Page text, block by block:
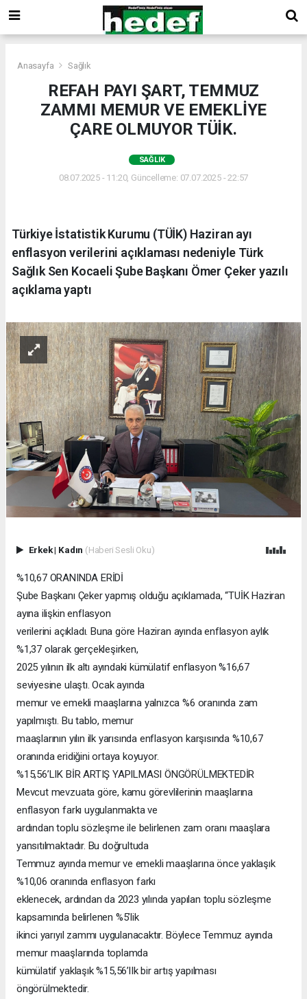
Anasayfa Sağlık
REFAH PAYI ŞART, TEMMUZ
ZAMMI MEMUR VE EMEKLİYE
ÇARE OLMUYOR TÜİK.
SAĞLIK
08.07.2025 - 11:20, Güncelleme: 07.07.2025 - 22:57
Türkiye İstatistik Kurumu (TÜİK) Haziran ayı
enflasyon verilerini açıklaması nedeniyle Türk
Sağlık Sen Kocaeli Şube Başkanı Ömer Çeker yazılı
açıklama yaptı
Erkek| Kadın (Haberi Sesli Oku)
%10,67 ORANINDA ERİDİ
Şube Başkanı Çeker yapmış olduğu açıklamada, “TUİK Haziran
ayına ilişkin enflasyon
verilerini açıkladı. Buna göre Haziran ayında enflasyon aylık
%1,37 olarak gerçekleşirken,
2025 yılının ilk altı ayındaki kümülatif enflasyon %16,67
seviyesine ulaştı. Ocak ayında
memur ve emekli maaşlarına yalnızca %6 oranında zam
yapılmıştı. Bu tablo, memur
maaşlarının yılın ilk yarısında enflasyon karşısında %10,67
oranında eridiğini ortaya koyuyor.
%15,56’LIK BİR ARTIŞ YAPILMASI ÖNGÖRÜLMEKTEDİR
Mevcut mevzuata göre, kamu görevlilerinin maaşlarına
enflasyon farkı uygulanmakta ve
ardından toplu sözleşme ile belirlenen zam oranı maaşlara
yansıtılmaktadır. Bu doğrultuda
Temmuz ayında memur ve emekli maaşlarına önce yaklaşık
%10,06 oranında enflasyon farkı
eklenecek, ardından da 2023 yılında yapılan toplu sözleşme
kapsamında belirlenen %5’lik
ikinci yarıyıl zammı uygulanacaktır. Böylece Temmuz ayında
memur maaşlarında toplamda
kümülatif yaklaşık %15,56’lIk bir artış yapılması
öngörülmektedir.